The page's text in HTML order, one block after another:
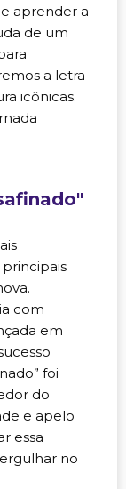
aprender a
de um
a letra
icônicas.
com
em
foi
do
e apelo
essa
no